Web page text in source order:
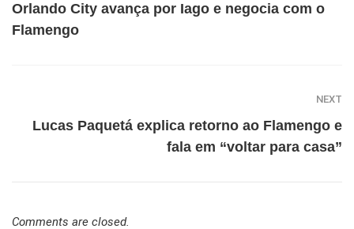
Orlando City avança por Iago e negocia com o
Flamengo
NEXT
Lucas Paquetá explica retorno ao Flamengo e
fala em “voltar para casa”
Comments are closed.